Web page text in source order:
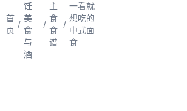
首
页
/
饪
美
食
与
酒
/
主
食
食
谱
/
一看就
想吃的
中式面
食